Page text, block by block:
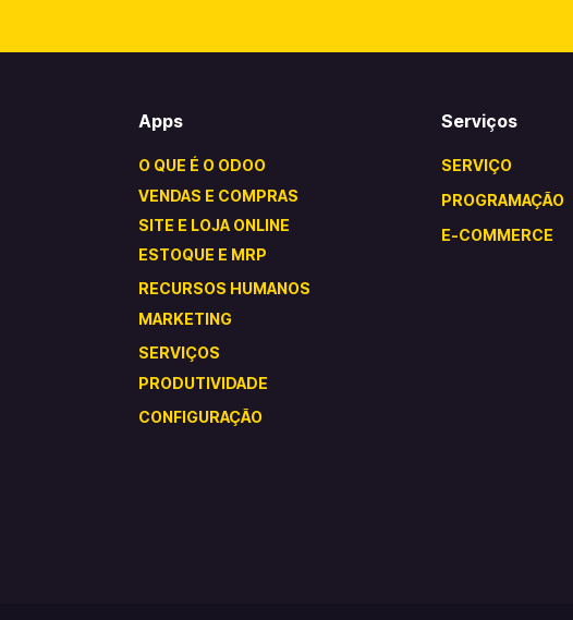
Apps
O QUE É O ODOO
VENDAS E COMPRAS
SITE E LOJA ONLINE
ESTOQUE E MRP
RECURSOS HUMANOS
MARKETING​
SERVIÇOS
PRODUTIVIDADE
CONFIGURAÇÃO
Serviços
SERVIÇO
PROGRAMAÇÃO
E-COMMERCE